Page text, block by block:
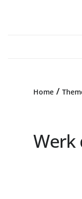
Home /
Werk